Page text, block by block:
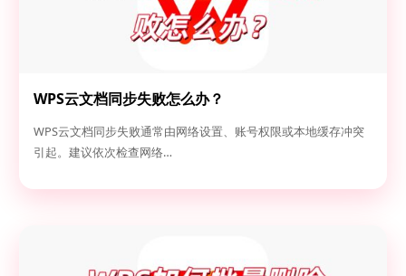
WPS云文档同步失败怎么办？
WPS云文档同步失败通常由网络设置、账号权限或本地缓存冲突
引起。建议依次检查网络…